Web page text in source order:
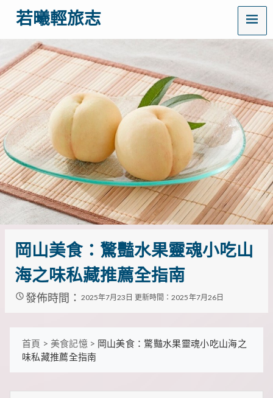
若曦輕旅志
歡
迎
訪
問
若
曦
輕
旅
志
——
打
造
你
的
質
感
生
指
南！
這
裡
有
最
的
旅
行
MENU
岡山美食：驚豔水果靈魂小吃山
海之味私藏推薦全指南
發佈時間： 2025年7月23日 更新時間：2025年7月26日
首頁 > 美食記憶> 岡山美食：驚豔水果靈魂小吃山海之
味私藏推薦全指南